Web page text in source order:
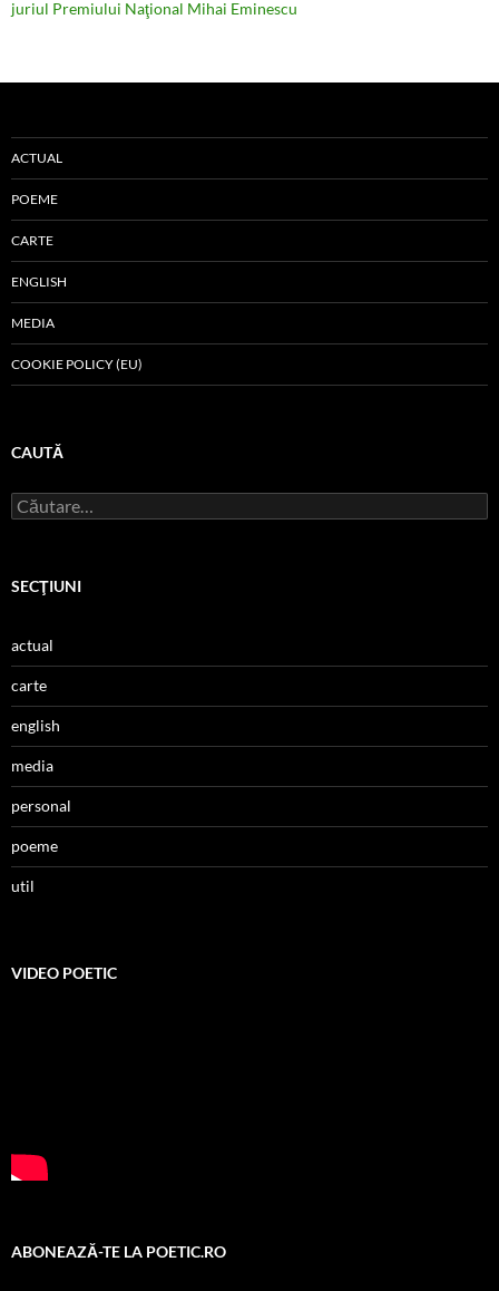
juriul Premiului Naţional Mihai Eminescu
ACTUAL
POEME
CARTE
ENGLISH
MEDIA
COOKIE POLICY (EU)
CAUTĂ
Caută
după:
SECŢIUNI
actual
carte
english
media
personal
poeme
util
VIDEO POETIC
ABONEAZĂ-TE LA POETIC.RO